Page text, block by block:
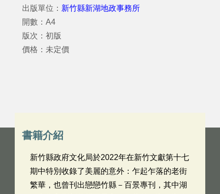
出版單位： 新竹縣新湖地政事務所
開數：A4
版次：初版
價格：未定價
書籍介紹
新竹縣政府文化局於2022年在新竹文獻第十七
期中特別收錄了美麗的意外：乍起乍落的老街
繁華，也曾刊出戀戀竹縣－百景專刊，其中湖